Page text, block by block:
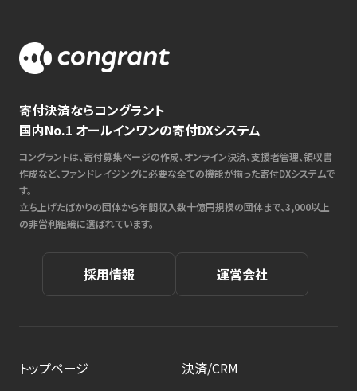
寄付決済ならコングラント
国内No.1 オールインワンの寄付DXシステム
コングラントは、寄付募集ページの作成、オンライン決済、支援者管理、領収書
作成など、ファンドレイジングに必要な全ての機能が揃った寄付DXシステムで
す。
立ち上げたばかりの団体から年間収入数十億円規模の団体まで、3,000以上
の非営利組織に選ばれています。
採用情報 運営会社
トップページ
決済/CRM